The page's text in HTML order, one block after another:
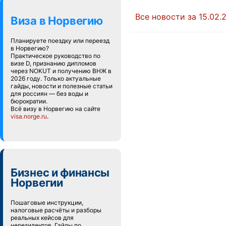
Виза в Норвегию
Планируете поездку или переезд
в Норвегию?
Практическое руководство по
визе D, признанию дипломов
через NOKUT и получению ВНЖ в
2026 году. Только актуальные
гайды, новости и полезные статьи
для россиян — без воды и
бюрократии.
Всё визу в Норвегию на сайте
visa.norge.ru.
Бизнес и финансы
Норвегии
Пошаговые инструкции,
налоговые расчёты и разборы
реальных кейсов для
Все новости за